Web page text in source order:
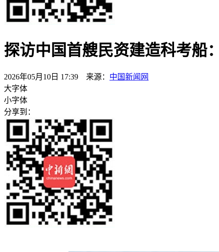
探访中国首艘民资建造科考船
2026年05月10日 17:39 来源： 中国新闻网
大字体
小字体
分享到：